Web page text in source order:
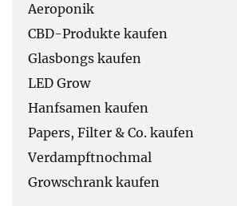
Aeroponik
CBD-Produkte kaufen
Glasbongs kaufen
LED Grow
Hanfsamen kaufen
Papers, Filter & Co. kaufen
Verdampftnochmal
Growschrank kaufen